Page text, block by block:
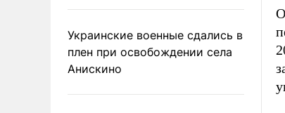
Украинские военные сдались в
плен при освобождении села
Анискино